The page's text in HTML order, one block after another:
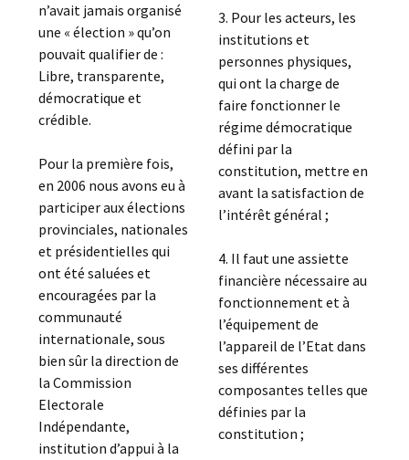
n’avait jamais organisé
une « élection » qu’on
pouvait qualifier de :
Libre, transparente,
démocratique et
crédible.
Pour la première fois,
en 2006 nous avons eu à
participer aux élections
provinciales, nationales
et présidentielles qui
ont été saluées et
encouragées par la
communauté
internationale, sous
bien sûr la direction de
la Commission
Electorale
Indépendante,
institution d’appui à la
3. Pour les acteurs, les
institutions et
personnes physiques,
qui ont la charge de
faire fonctionner le
régime démocratique
défini par la
constitution, mettre en
avant la satisfaction de
l’intérêt général ;
4. Il faut une assiette
financière nécessaire au
fonctionnement et à
l’équipement de
l’appareil de l’Etat dans
ses différentes
composantes telles que
définies par la
constitution ;